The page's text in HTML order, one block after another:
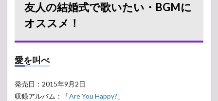
か
も…
結婚
ング
まと
友人の結婚式で歌いたい・BGMに
オススメ！
愛を叫べ
発売日：2015年9月2日
収録アルバム：「Are You Happy? 」